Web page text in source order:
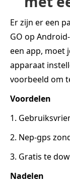
Er zijn er een
GO op
een app, moet
apparaat
voorbeeld om
Voordelen
1.
2. Nep-gps
3. Gratis te
Nadelen